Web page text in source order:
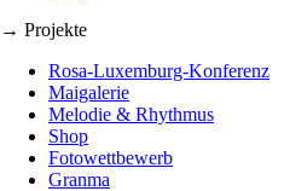
→ Projekte
Rosa-Luxemburg-Konferenz
Maigalerie
Melodie & Rhythmus
Shop
Fotowettbewerb
Granma